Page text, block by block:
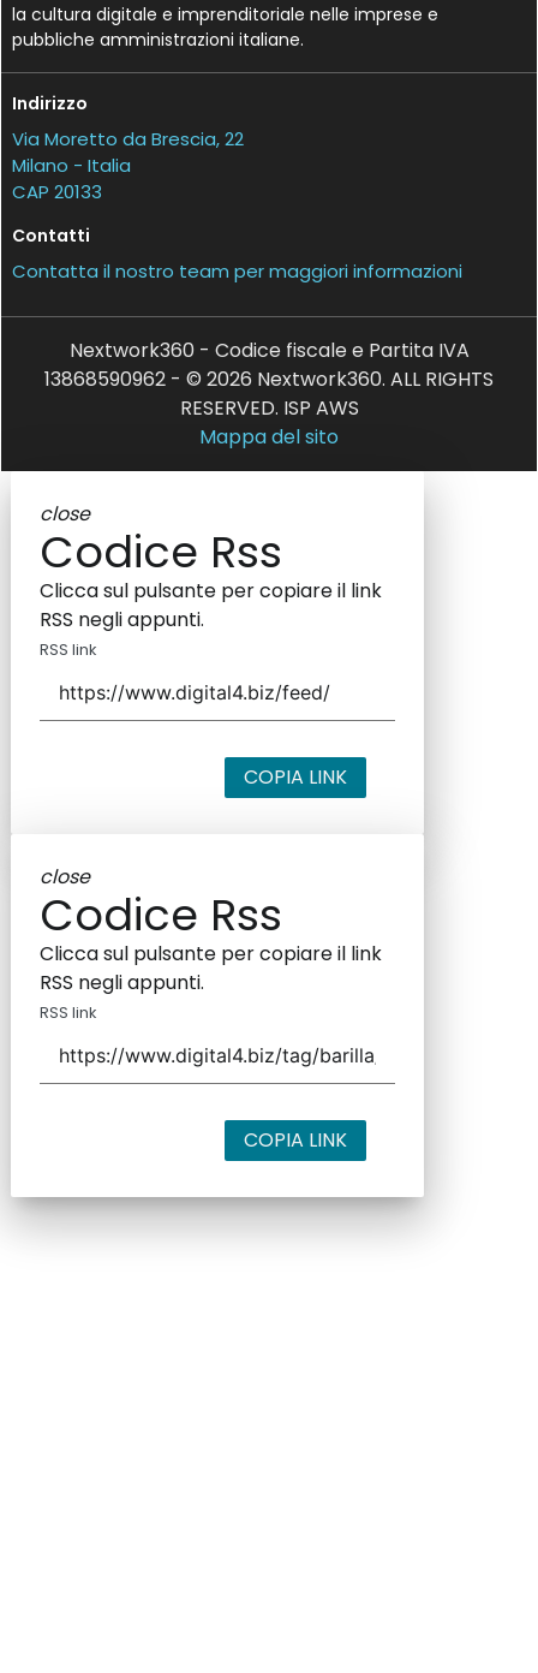
la cultura digitale e imprenditoriale nelle imprese e
pubbliche amministrazioni italiane.
Indirizzo
Via Moretto da Brescia, 22
Milano - Italia
CAP 20133
Contatti
Contatta il nostro team per maggiori informazioni
Nextwork360 - Codice fiscale e Partita IVA
13868590962 - © 2026 Nextwork360. ALL RIGHTS
RESERVED. ISP AWS
Mappa del sito
close
Codice Rss
Clicca sul pulsante per copiare il link
RSS negli appunti.
RSS link
COPIA LINK
close
Codice Rss
Clicca sul pulsante per copiare il link
RSS negli appunti.
RSS link
COPIA LINK